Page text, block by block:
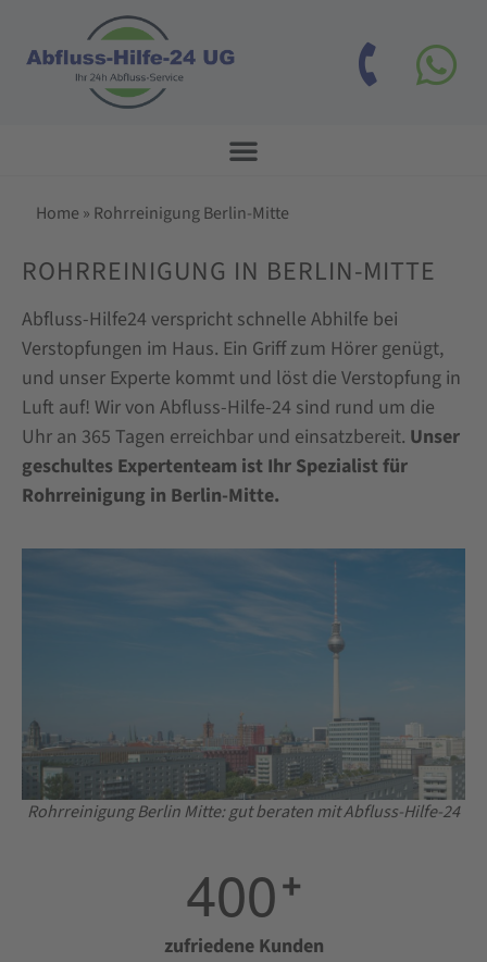
Home » Rohrreinigung Berlin-Mitte
ROHRREINIGUNG IN BERLIN-MITTE
Abfluss-Hilfe24 verspricht schnelle Abhilfe bei
Verstopfungen im Haus. Ein Griff zum Hörer genügt,
und unser Experte kommt und löst die Verstopfung in
Luft auf! Wir von Abfluss-Hilfe-24 sind rund um die
Uhr an 365 Tagen erreichbar und einsatzbereit. Unser
geschultes Expertenteam ist Ihr Spezialist für
Rohrreinigung in Berlin-Mitte.
Rohrreinigung Berlin Mitte: gut beraten mit Abfluss-Hilfe-24
400+
zufriedene Kunden